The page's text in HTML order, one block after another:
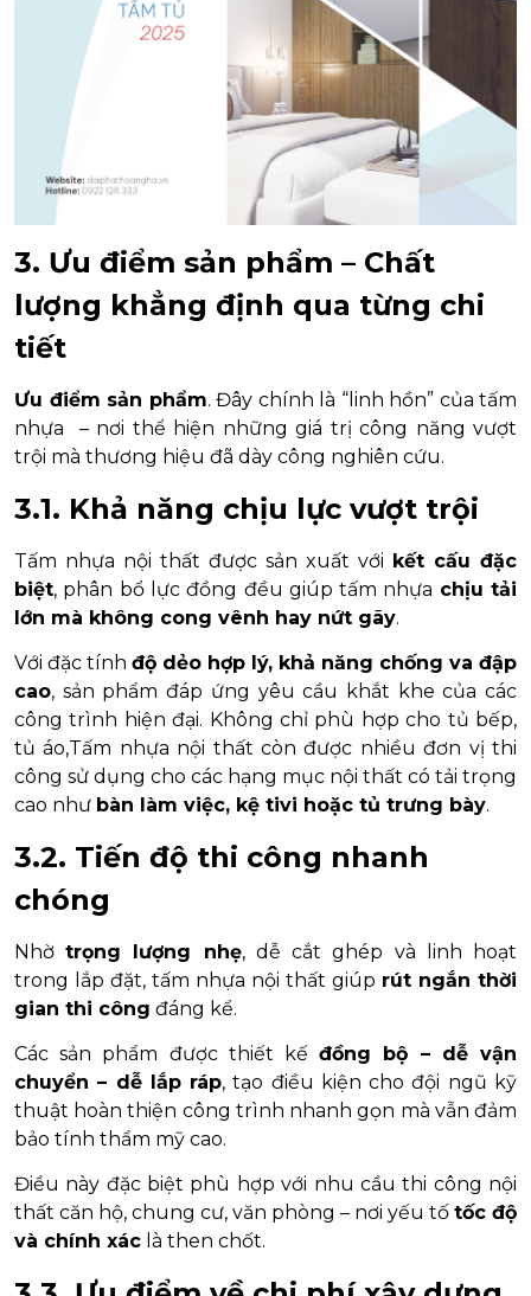
3. Ưu điểm sản phẩm – Chất
lượng khẳng định qua từng chi
tiết
Ưu điểm sản phẩm. Đây chính là “linh hồn” của tấm
nhựa – nơi thể hiện những giá trị công năng vượt
trội mà thương hiệu đã dày công nghiên cứu.
3.1. Khả năng chịu lực vượt trội
Tấm nhựa nội thất được sản xuất với kết cấu đặc
biệt, phân bổ lực đồng đều giúp tấm nhựa chịu tải
lớn mà không cong vênh hay nứt gãy.
Với đặc tính độ dẻo hợp lý, khả năng chống va đập
cao, sản phẩm đáp ứng yêu cầu khắt khe của các
công trình hiện đại. Không chỉ phù hợp cho tủ bếp,
tủ áo,Tấm nhựa nội thất còn được nhiều đơn vị thi
công sử dụng cho các hạng mục nội thất có tải trọng
cao như bàn làm việc, kệ tivi hoặc tủ trưng bày.
3.2. Tiến độ thi công nhanh
chóng
Nhờtrọng lượng nhẹ, dễ cắt ghép và linh hoạt
trong lắp đặt, tấm nhựa nội thất giúp rút ngắn thời
gian thi công đáng kể.
Các sản phẩm được thiết kếđồng bộ – dễ vận
chuyển – dễ lắp ráp, tạo điều kiện cho đội ngũ kỹ
thuật hoàn thiện công trình nhanh gọn mà vẫn đảm
bảo tính thẩm mỹ cao.
Điều này đặc biệt phù hợp với nhu cầu thi công nội
thất căn hộ, chung cư, văn phòng – nơi yếu tố tốc độ
và chính xác là then chốt.